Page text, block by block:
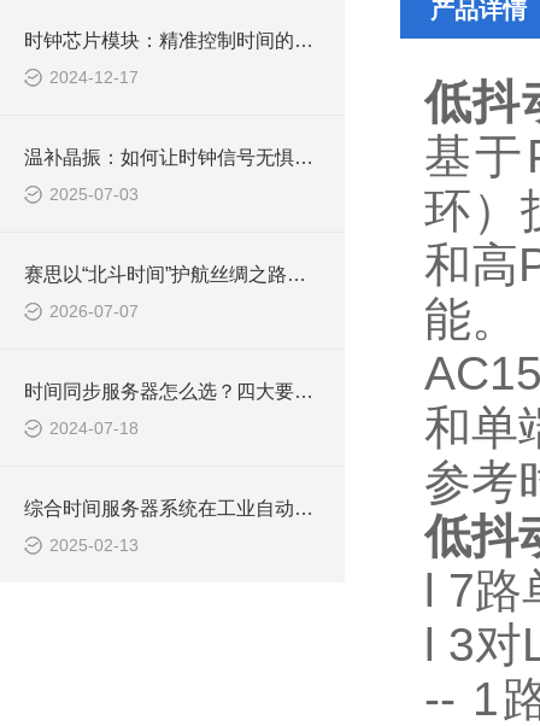
时钟芯片模块：精准控制时间的艺术
2024-12-17
温补晶振：如何让时钟信号无惧温度波动？
2025-07-03
赛思以“北斗时间”护航丝绸之路轨交动脉
2026-07-07
时间同步服务器怎么选？四大要点助你轻松搞定！
2024-07-18
综合时间服务器系统在工业自动化中的应用
2025-02-13
产品详情
低抖
基于
环）
和高
能。
和单
参考
低抖
l 7路
l 3对
-- 1